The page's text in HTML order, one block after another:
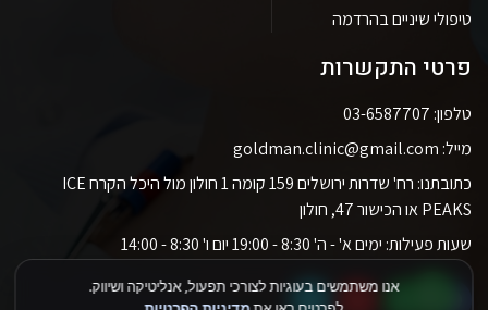
אנו משתמשים בעוגיות לצורכי תפעול, אנליטיקה ושיווק.
טיפולי שיניים בהרדמה
פרטי התקשרות
טלפון: 03-6587707
מייל: goldman.clinic@gmail.com
כתובתנו: רח' שדרות ירושלים 159 קומה 1 חולון מול היכל הקרח ICE
PEAKS או הכישור 47, חולון
שעות פעילות: ימים א' - ה' 8:30 - 19:00 יום ו' 8:30 - 14:00